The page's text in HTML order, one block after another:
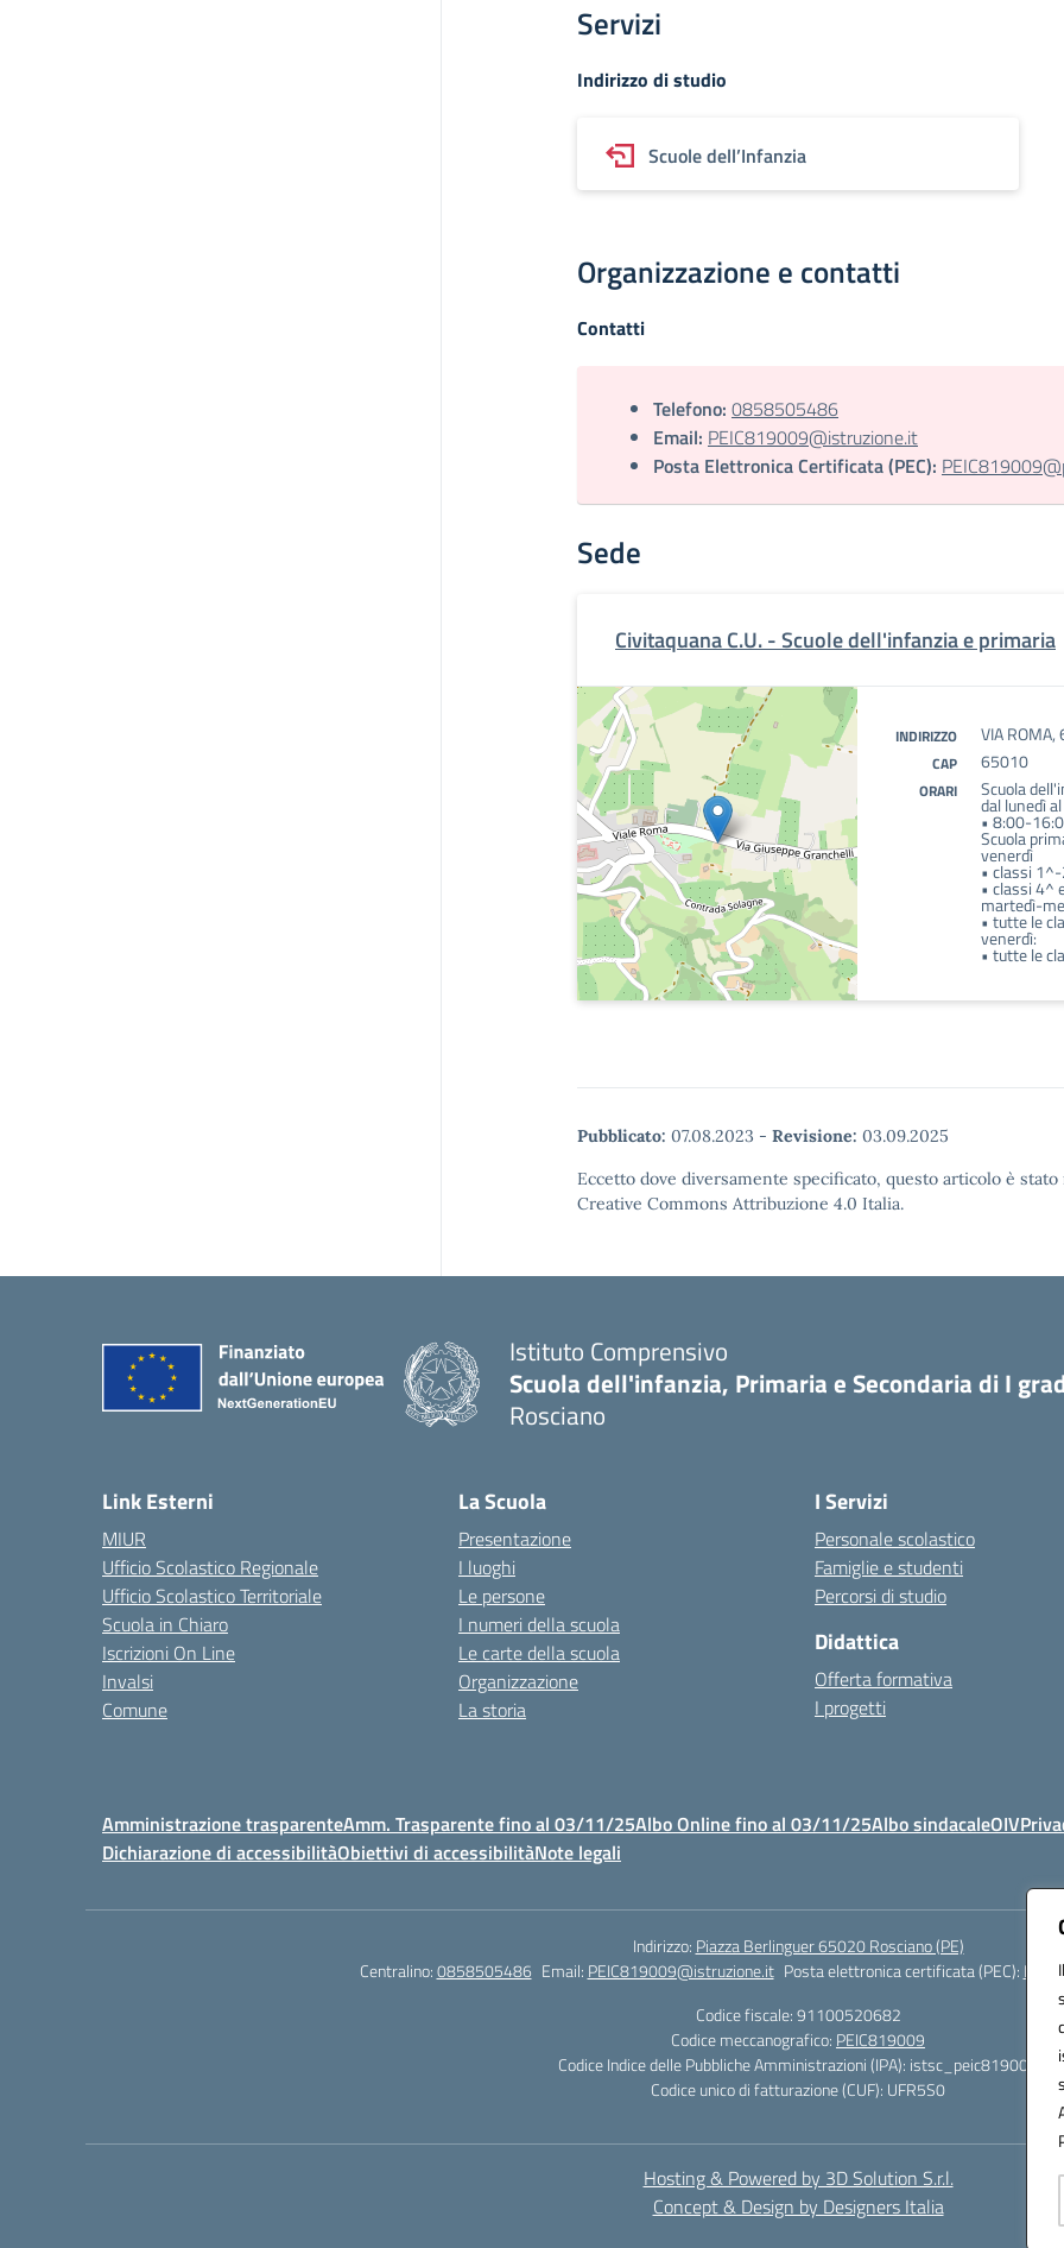
Servizi
Indirizzo di studio
Scuole dell’Infanzia
Organizzazione e contatti
Contatti
Telefono: 0858505486
Email: PEIC819009@istruzione.it
Posta Elettronica Certificata (PEC):
Sede
Civitaquana C.U. - Scuole dell'infanzia e primaria
INDIRIZZO VIA ROMA,
CAP 65010
ORARI Scuola
dal lunedì
• 8:00-
Scuola
venerdì
• classi
• classi 4^
martedì-
• tutte le
venerdì:
• tutte le
Pubblicato: 07.08.2023 - Revisione: 03.09.2025
Eccetto dove diversamente specificato, questo articolo è
Creative Commons Attribuzione 4.0 Italia.
Istituto Comprensivo
Scuola dell'infanzia, Primaria e Secondaria di I
Rosciano
Link Esterni
MIUR
Ufficio Scolastico Regionale
Ufficio Scolastico Territoriale
Scuola in Chiaro
Iscrizioni On Line
Invalsi
Comune
La Scuola
Presentazione
I luoghi
Le persone
I numeri della scuola
Le carte della scuola
Organizzazione
La storia
I Servizi
Personale scolastico
Famiglie e studenti
Percorsi di studio
Didattica
Offerta formativa
I progetti
Amministrazione trasparenteAmm. Trasparente fino al 03/11/25Albo Online fino al 03/11/25Albo sindacaleOIV
Dichiarazione di accessibilitàObiettivi di accessibilitàNote legali
Indirizzo: Piazza Berlinguer 65020 Rosciano (PE)
Centralino:0858505486 Email: PEIC819009@istruzione.it Posta elettronica certificata (PEC):
Codice fiscale: 91100520682
Codice meccanografico: PEIC819009
Codice Indice delle Pubbliche Amministrazioni (IPA): istsc_peic819009
Codice unico di fatturazione (CUF): UFR5S0
Hosting & Powered by 3D Solution S.r.l.
Concept & Design by Designers Italia